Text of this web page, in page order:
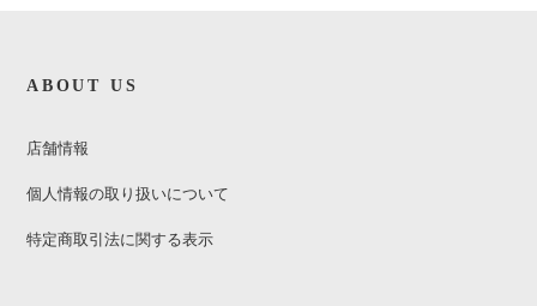
ABOUT US
店舗情報
個人情報の取り扱いについて
特定商取引法に関する表示